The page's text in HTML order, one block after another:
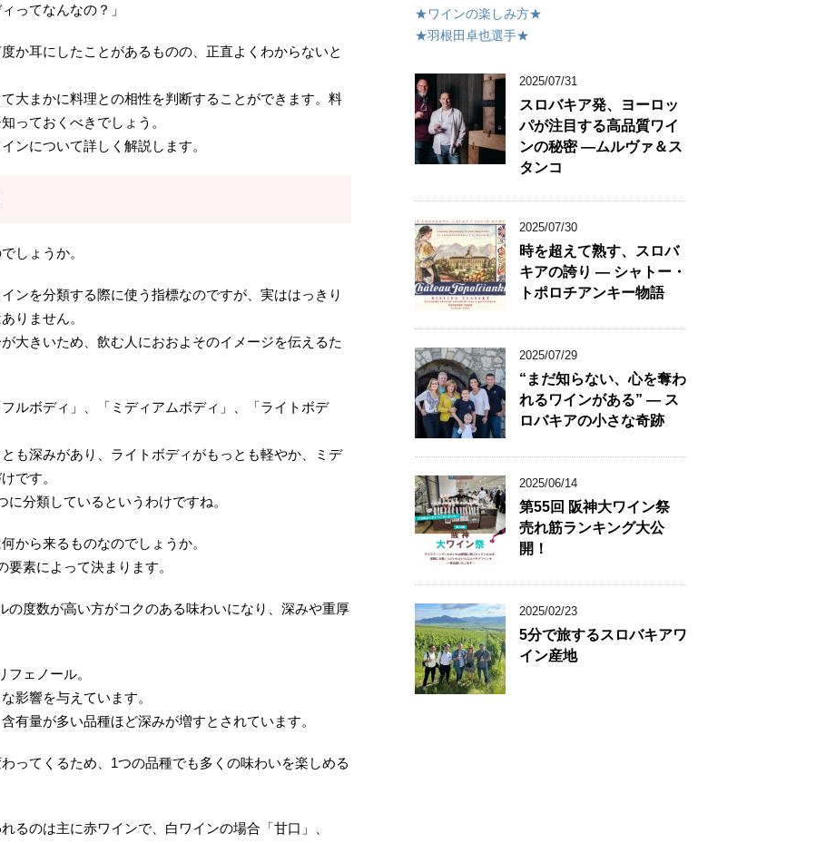
ってなんなの？」
か耳にしたことがあるものの、正直よくわからないと
大まかに料理との相性を判断することができます。料
っておくべきでしょう。
ンについて詳しく解説します。
しょうか。
ンを分類する際に使う指標なのですが、実ははっきり
りません。
大きいため、飲む人におおよそのイメージを伝えるた
ルボディ」、「ミディアムボディ」、「ライトボデ
も深みがあり、ライトボディがもっとも軽やか、ミデ
です。
に分類しているというわけですね。
から来るものなのでしょうか。
素によって決まります。
の度数が高い方がコクのある味わいになり、深みや重厚
ェノール。
影響を与えています。
有量が多い品種ほど深みが増すとされています。
ってくるため、1つの品種でも多くの味わいを楽しめる
るのは主に赤ワインで、白ワインの場合「甘口」、
★ワインの楽しみ方★
★羽根田卓也選手★
2025/07/31
スロバキア発、ヨーロッ
パが注目する高品質ワイ
ンの秘密 ―ムルヴァ＆ス
タンコ
2025/07/30
時を超えて熟す、スロバ
キアの誇り ― シャトー・
トポロチアンキー物語
2025/07/29
“まだ知らない、心を奪わ
れるワインがある” ― ス
ロバキアの小さな奇跡
2025/06/14
第55回 阪神大ワイン祭
売れ筋ランキング大公
開！
2025/02/23
5分で旅するスロバキアワ
イン産地